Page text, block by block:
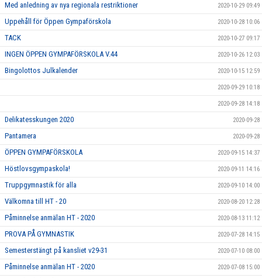
Med anledning av nya regionala restriktioner 2020-10-29 09:49
Uppehåll för Öppen Gympaförskola 2020-10-28 10:06
TACK 2020-10-27 09:17
INGEN ÖPPEN GYMPAFÖRSKOLA V.44 2020-10-26 12:03
Bingolottos Julkalender 2020-10-15 12:59
2020-09-29 10:18
2020-09-28 14:18
Delikatesskungen 2020 2020-09-28
Pantamera 2020-09-28
ÖPPEN GYMPAFÖRSKOLA 2020-09-15 14:37
Höstlovsgympaskola! 2020-09-11 14:16
Truppgymnastik för alla 2020-09-10 14:00
Välkomna till HT - 20 2020-08-20 12:28
Påminnelse anmälan HT - 2020 2020-08-13 11:12
PROVA PÅ GYMNASTIK 2020-07-28 14:15
Semesterstängt på kansliet v29-31 2020-07-10 08:00
Påminnelse anmälan HT - 2020 2020-07-08 15:00